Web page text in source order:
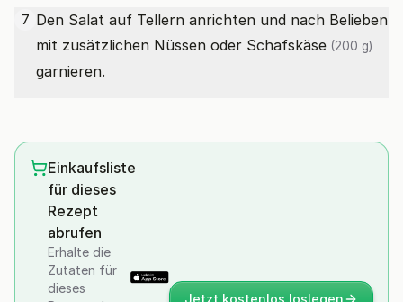
7 Den Salat auf Tellern anrichten und nach Belieben
mit zusätzlichen Nüssen oder Schafskäse (200 g)
garnieren.
Einkaufsliste
für dieses
Rezept
abrufen
Erhalte die
Zutaten für
dieses
Jetzt kostenlos loslegen